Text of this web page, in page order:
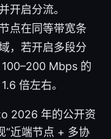
开启分流。
点在同等带宽条
，若开启多段分
Mbps 的
倍左右。
2026 年的公开资
“近端节点 + 多协